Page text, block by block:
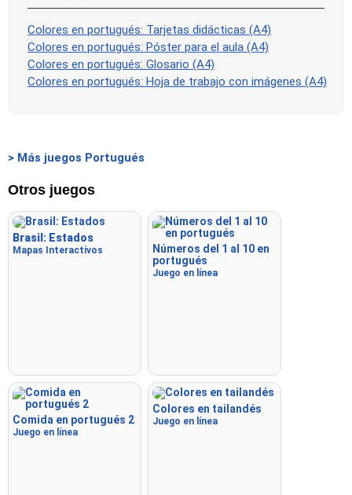
Colores en portugués: Tarjetas didácticas (A4)
Colores en portugués: Póster para el aula (A4)
Colores en portugués: Glosario (A4)
Colores en portugués: Hoja de trabajo con imágenes (A4)
> Más juegos Portugués
Otros juegos
Brasil: Estados
Mapas Interactivos
Números del 1 al 10 en
portugués
Juego en línea
Comida en portugués 2
Juego en línea
Colores en tailandés
Juego en línea